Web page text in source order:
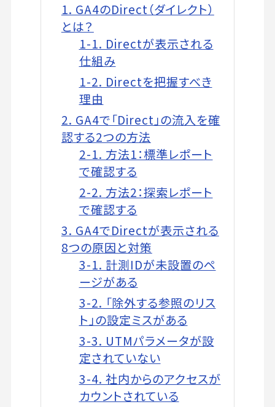
1. GA4のDirect（ダイレクト）
とは？
1-1. Directが表示される
仕組み
1-2. Directを把握すべき
理由
2. GA4で「Direct」の流入を確
認する2つの方法
2-1. 方法1：標準レポート
で確認する
2-2. 方法2：探索レポート
で確認する
3. GA4でDirectが表示される
8つの原因と対策
3-1. 計測IDが未設置のペ
ージがある
3-2. 「除外する参照のリス
ト」の設定ミスがある
3-3. UTMパラメータが設
定されていない
3-4. 社内からのアクセスが
カウントされている